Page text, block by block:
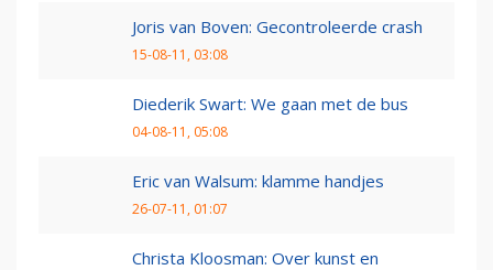
Joris van Boven: Gecontroleerde crash
15-08-11, 03:08
Diederik Swart: We gaan met de bus
04-08-11, 05:08
Eric van Walsum: klamme handjes
26-07-11, 01:07
Christa Kloosman: Over kunst en